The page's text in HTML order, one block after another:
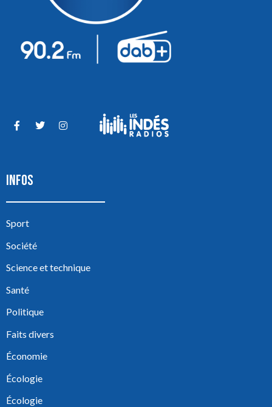
INFOS
Sport
Société
Science et technique
Santé
Politique
Faits divers
Économie
Écologie
Écologie